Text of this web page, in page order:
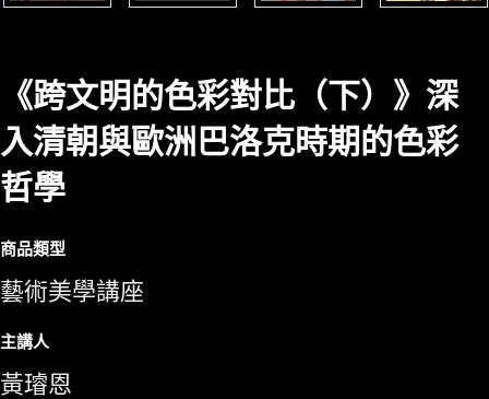
《跨文明的色彩對比（下）》深
入清朝與歐洲巴洛克時期的色彩
哲學
商品類型
藝術美學講座
主講人
黃璿恩